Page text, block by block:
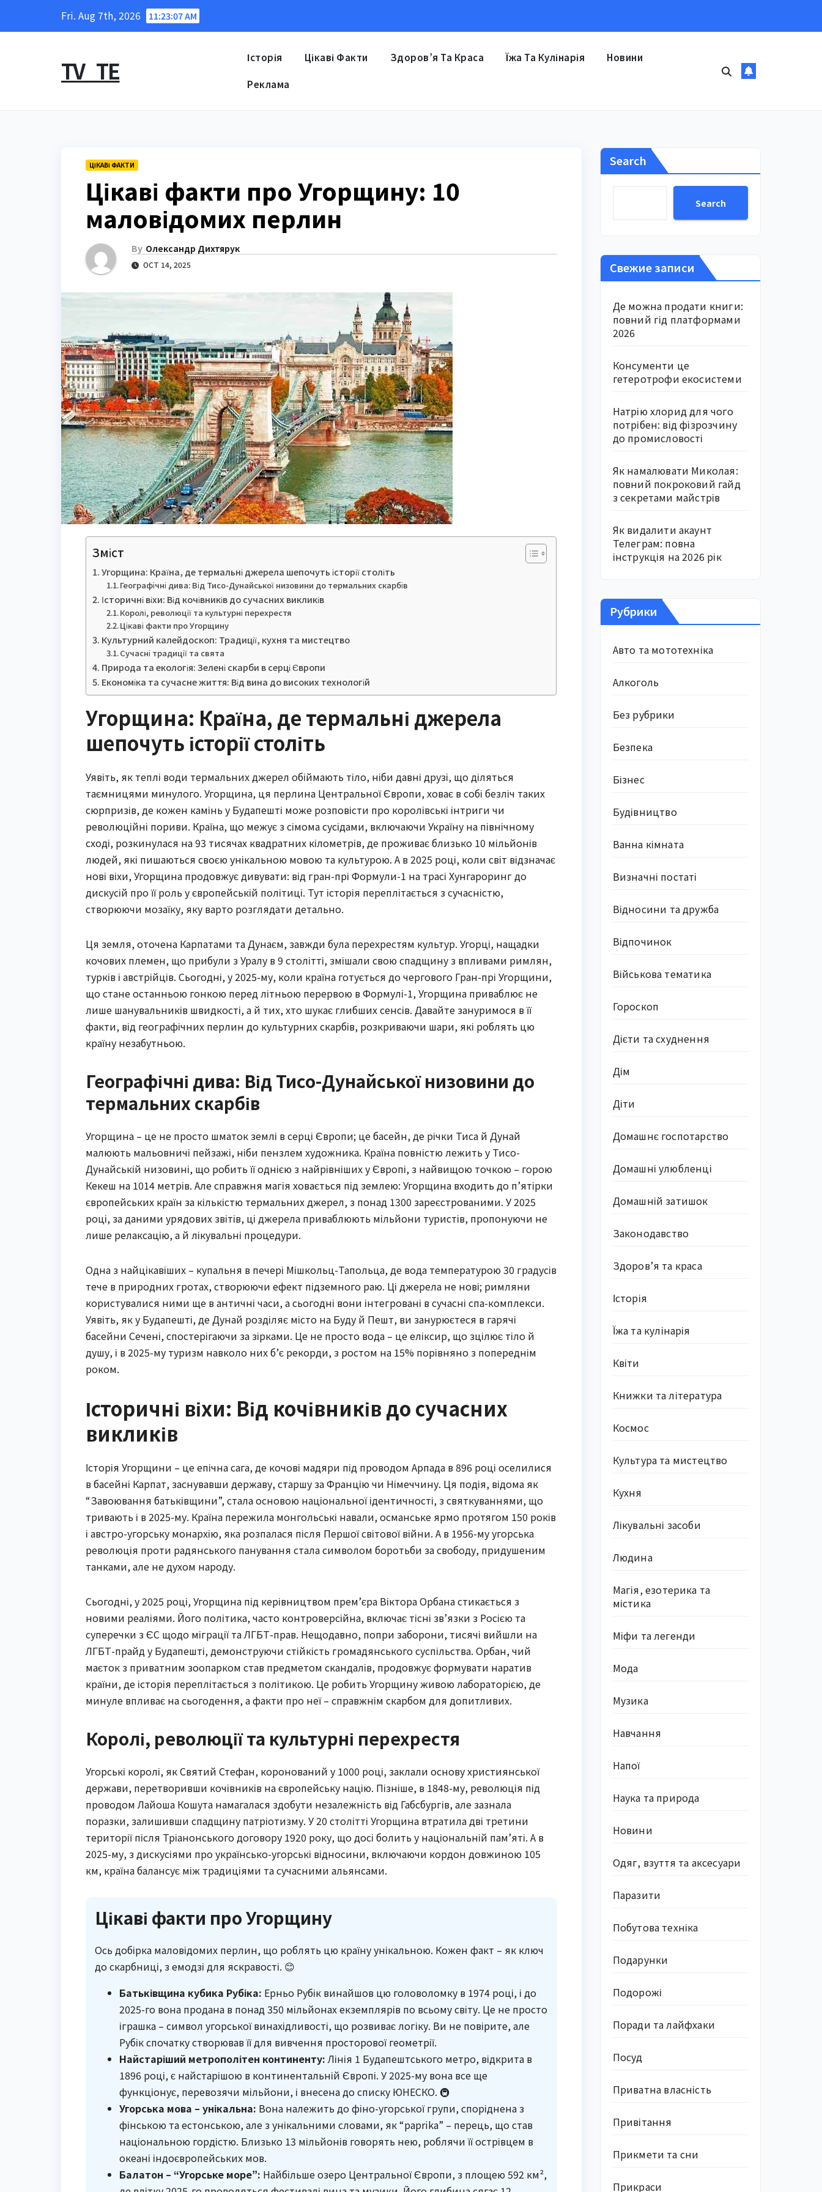
Fri. Aug 7th, 2026 11:23:08 AM
TV_TE Історія Цікаві Факти Здоров’я Та Краса Їжа Та Кулінарія Новини
Реклама
ЦІКАВІ ФАКТИ
Цікаві факти про Угорщину: 10
маловідомих перлин
By Олександр Дихтярук
OCT 14, 2025
Зміст
Угорщина: Країна, де термальні джерела шепочуть історії століть
Географічні дива: Від Тисо-Дунайської низовини до термальних скарбів
Історичні віхи: Від кочівників до сучасних викликів
Королі, революції та культурні перехрестя
Цікаві факти про Угорщину
Культурний калейдоскоп: Традиції, кухня та мистецтво
Сучасні традиції та свята
Природа та екологія: Зелені скарби в серці Європи
Економіка та сучасне життя: Від вина до високих технологій
Угорщина: Країна, де термальні джерела
шепочуть історії століть
Уявіть, як теплі води термальних джерел обіймають тіло, ніби давні друзі, що діляться
таємницями минулого. Угорщина, ця перлина Центральної Європи, ховає в собі безліч таких
сюрпризів, де кожен камінь у Будапешті може розповісти про королівські інтриги чи
революційні пориви. Країна, що межує з сімома сусідами, включаючи Україну на північному
сході, розкинулася на 93 тисячах квадратних кілометрів, де проживає близько 10 мільйонів
людей, які пишаються своєю унікальною мовою та культурою. А в 2025 році, коли світ відзначає
нові віхи, Угорщина продовжує дивувати: від гран-прі Формули-1 на трасі Хунгароринг до
дискусій про її роль у європейській політиці. Тут історія переплітається з сучасністю,
створюючи мозаїку, яку варто розглядати детально.
Ця земля, оточена Карпатами та Дунаєм, завжди була перехрестям культур. Угорці, нащадки
кочових племен, що прибули з Уралу в 9 столітті, змішали свою спадщину з впливами римлян,
турків і австрійців. Сьогодні, у 2025-му, коли країна готується до чергового Гран-прі Угорщини,
що стане останньою гонкою перед літньою перервою в Формулі-1, Угорщина приваблює не
лише шанувальників швидкості, а й тих, хто шукає глибших сенсів. Давайте зануримося в її
факти, від географічних перлин до культурних скарбів, розкриваючи шари, які роблять цю
країну незабутньою.
Географічні дива: Від Тисо-Дунайської низовини до
термальних скарбів
Угорщина – це не просто шматок землі в серці Європи; це басейн, де річки Тиса й Дунай
малюють мальовничі пейзажі, ніби пензлем художника. Країна повністю лежить у Тисо-
Дунайській низовині, що робить її однією з найрівніших у Європі, з найвищою точкою – горою
Кекеш на 1014 метрів. Але справжня магія ховається під землею: Угорщина входить до п’ятірки
європейських країн за кількістю термальних джерел, з понад 1300 зареєстрованими. У 2025
році, за даними урядових звітів, ці джерела приваблюють мільйони туристів, пропонуючи не
лише релаксацію, а й лікувальні процедури.
Одна з найцікавіших – купальня в печері Мішкольц-Тапольца, де вода температурою 30 градусів
тече в природних гротах, створюючи ефект підземного раю. Ці джерела не нові; римляни
користувалися ними ще в античні часи, а сьогодні вони інтегровані в сучасні спа-комплекси.
Уявіть, як у Будапешті, де Дунай розділяє місто на Буду й Пешт, ви занурюєтеся в гарячі
басейни Сечені, спостерігаючи за зірками. Це не просто вода – це еліксир, що зцілює тіло й
душу, і в 2025-му туризм навколо них б’є рекорди, з ростом на 15% порівняно з попереднім
роком.
Історичні віхи: Від кочівників до сучасних
викликів
Історія Угорщини – це епічна сага, де кочові мадяри під проводом Арпада в 896 році оселилися
в басейні Карпат, заснувавши державу, старшу за Францію чи Німеччину. Ця подія, відома як
“Завоювання батьківщини”, стала основою національної ідентичності, з святкуваннями, що
тривають і в 2025-му. Країна пережила монгольські навали, османське ярмо протягом 150 років
і австро-угорську монархію, яка розпалася після Першої світової війни. А в 1956-му угорська
революція проти радянського панування стала символом боротьби за свободу, придушеним
танками, але не духом народу.
Сьогодні, у 2025 році, Угорщина під керівництвом прем’єра Віктора Орбана стикається з
новими реаліями. Його політика, часто контроверсійна, включає тісні зв’язки з Росією та
суперечки з ЄС щодо міграції та ЛГБТ-прав. Нещодавно, попри заборони, тисячі вийшли на
ЛГБТ-прайд у Будапешті, демонструючи стійкість громадянського суспільства. Орбан, чий
маєток з приватним зоопарком став предметом скандалів, продовжує формувати наратив
країни, де історія переплітається з політикою. Це робить Угорщину живою лабораторією, де
минуле впливає на сьогодення, а факти про неї – справжнім скарбом для допитливих.
Королі, революції та культурні перехрестя
Угорські королі, як Святий Стефан, коронований у 1000 році, заклали основу християнської
держави, перетворивши кочівників на європейську націю. Пізніше, в 1848-му, революція під
проводом Лайоша Кошута намагалася здобути незалежність від Габсбургів, але зазнала
поразки, залишивши спадщину патріотизму. У 20 столітті Угорщина втратила дві третини
території після Тріанонського договору 1920 року, що досі болить у національній пам’яті. А в
2025-му, з дискусіями про українсько-угорські відносини, включаючи кордон довжиною 105
км, країна балансує між традиціями та сучасними альянсами.
Цікаві факти про Угорщину
Ось добірка маловідомих перлин, що роблять цю країну унікальною. Кожен факт – як ключ
до скарбниці, з емодзі для яскравості. 😊
Батьківщина кубика Рубіка: Ерньо Рубік винайшов цю головоломку в 1974 році, і до
2025-го вона продана в понад 350 мільйонах екземплярів по всьому світу. Це не просто
іграшка – символ угорської винахідливості, що розвиває логіку. Ви не повірите, але
Рубік спочатку створював її для вивчення просторової геометрії.
Найстаріший метрополітен континенту:Лінія 1 Будапештського метро, відкрита в
1896 році, є найстарішою в континентальній Європі. У 2025-му вона все ще
функціонує, перевозячи мільйони, і внесена до списку ЮНЕСКО. 🚇
Угорська мова – унікальна: Вона належить до фіно-угорської групи, споріднена з
фінською та естонською, але з унікальними словами, як “paprika” – перець, що став
національною гордістю. Близько 13 мільйонів говорять нею, роблячи її острівцем в
океані індоєвропейських мов.
Балатон – “Угорське море”: Найбільше озеро Центральної Європи, з площею 592 км²,
Search
Search
Свежие записи
Де можна продати книги:
повний гід платформами
2026
Консументи це
гетеротрофи екосистеми
Натрію хлорид для чого
потрібен: від фізрозчину
до промисловості
Як намалювати Миколая:
повний покроковий гайд
з секретами майстрів
Як видалити акаунт
Телеграм: повна
інструкція на 2026 рік
Рубрики
Авто та мототехніка
Алкоголь
Без рубрики
Безпека
Бізнес
Будівництво
Ванна кімната
Визначні постаті
Відносини та дружба
Відпочинок
Військова тематика
Гороскоп
Дієти та схуднення
Дім
Діти
Домашнє госпотарство
Домашні улюбленці
Домашній затишок
Законодавство
Здоров’я та краса
Історія
Їжа та кулінарія
Квіти
Книжки та література
Космос
Культура та мистецтво
Кухня
Лікувальні засоби
Людина
Магія, езотерика та
містика
Міфи та легенди
Мода
Музика
Навчання
Напої
Наука та природа
Новини
Одяг, взуття та аксесуари
Паразити
Побутова техніка
Подарунки
Подорожі
Поради та лайфхаки
Посуд
Приватна власність
Привітання
Прикмети та сни
Прикраси